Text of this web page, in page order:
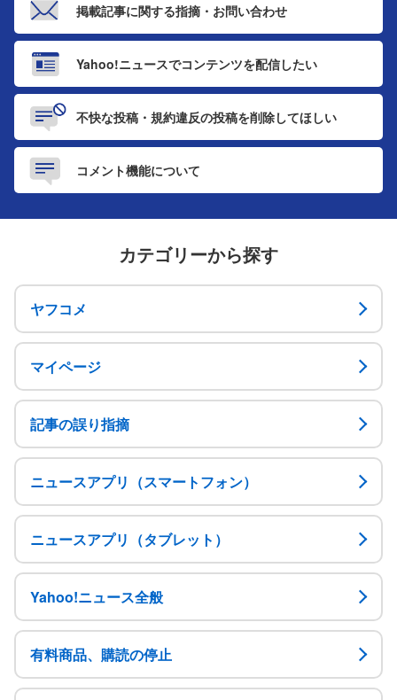
掲載記事に関する指摘・お問い合わせ
Yahoo!ニュースでコンテンツを配信したい
不快な投稿・規約違反の投稿を削除してほしい
コメント機能について
カテゴリーから探す
ヤフコメ
マイページ
記事の誤り指摘
ニュースアプリ（スマートフォン）
ニュースアプリ（タブレット）
Yahoo!ニュース全般
有料商品、購読の停止